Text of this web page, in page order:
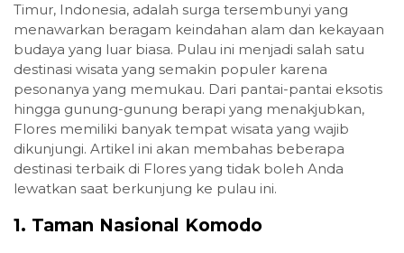
Timur, Indonesia, adalah surga tersembunyi yang
menawarkan beragam keindahan alam dan kekayaan
budaya yang luar biasa. Pulau ini menjadi salah satu
destinasi wisata yang semakin populer karena
pesonanya yang memukau. Dari pantai-pantai eksotis
hingga gunung-gunung berapi yang menakjubkan,
Flores memiliki banyak tempat wisata yang wajib
dikunjungi. Artikel ini akan membahas beberapa
destinasi terbaik di Flores yang tidak boleh Anda
lewatkan saat berkunjung ke pulau ini.
1. Taman Nasional Komodo